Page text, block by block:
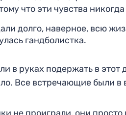
что эти чувства
долго, наверное, всю
гандболистка.
в руках подержать в
Все встречающие были в